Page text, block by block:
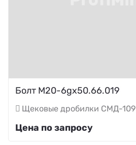
Болт М20-6gх50.66.019
Щековые дробилки СМД-109
Цена по запросу